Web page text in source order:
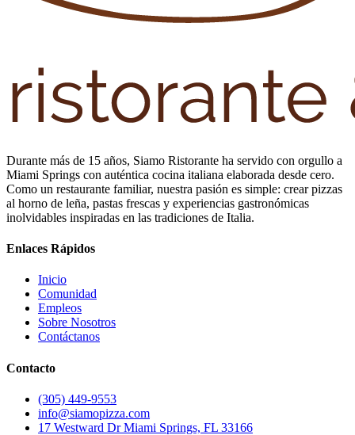
Durante más de 15 años, Siamo Ristorante ha servido con orgullo a
Miami Springs con auténtica cocina italiana elaborada desde cero.
Como un restaurante familiar, nuestra pasión es simple: crear pizzas
al horno de leña, pastas frescas y experiencias gastronómicas
inolvidables inspiradas en las tradiciones de Italia.
Enlaces Rápidos
Inicio
Comunidad
Empleos
Sobre Nosotros
Contáctanos
Contacto
(305) 449-9553
info@siamopizza.com
17 Westward Dr Miami Springs, FL 33166